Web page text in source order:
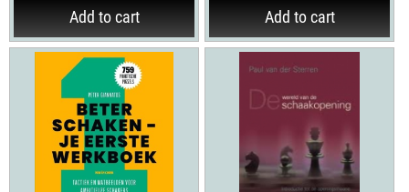
Add to cart Add to cart